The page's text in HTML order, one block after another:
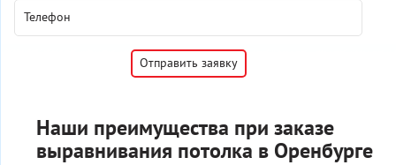
Наши преимущества при заказе
выравнивания потолка в Оренбурге